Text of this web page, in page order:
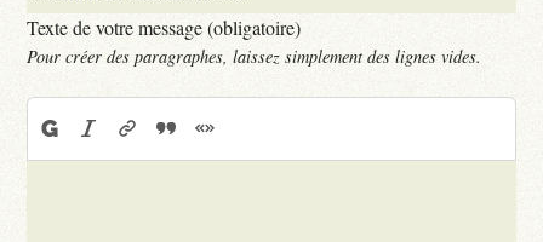
Texte de votre message (obligatoire)
Pour créer des paragraphes, laissez simplement des lignes vides.